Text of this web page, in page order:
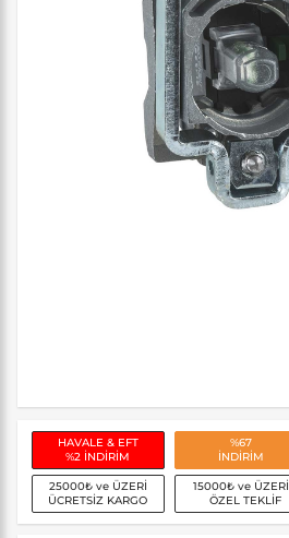
HAVALE & EFT
%2 İNDİRİM
%67
İNDİRİM
25000₺ ve ÜZERİ
ÜCRETSİZ KARGO
15000₺ ve ÜZERİ
ÖZEL TEKLİF